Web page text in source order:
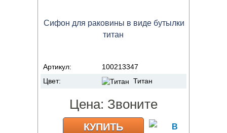
Сифон для раковины в виде бутылки
титан
Артикул:
100213347
Цвет:
Титан
Цена: Звоните
КУПИТЬ